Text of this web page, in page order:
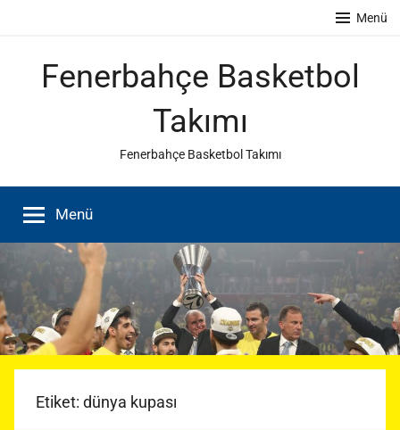
Menü
Fenerbahçe Basketbol
Takımı
Fenerbahçe Basketbol Takımı
Menü
Etiket: dünya kupası